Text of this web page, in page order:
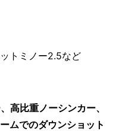
トミノー2.5など
高比重ノーシンカー、
ムでのダウンショット